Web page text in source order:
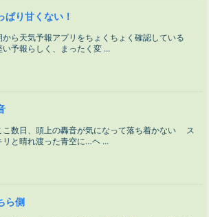
ぱり甘くない！
ら天気予報アプリをちょくちょく確認している
い予報らしく、まったく変 ...
数日、頭上の轟音が気になって落ち着かない ス
リと晴れ渡った青空に…ヘ ...
ら側